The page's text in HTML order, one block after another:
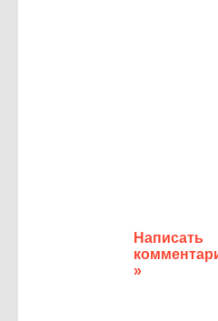
Написать
»